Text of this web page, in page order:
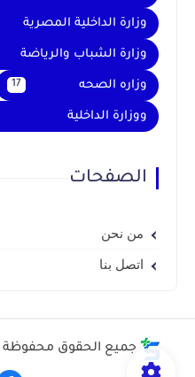
وزارة الداخلية المصرية
وزارة الشباب والرياضة
وزاره الصحه 17
ووزارة الداخلية
الصفحات
من نحن
اتصل بنا
جميع الحقوق